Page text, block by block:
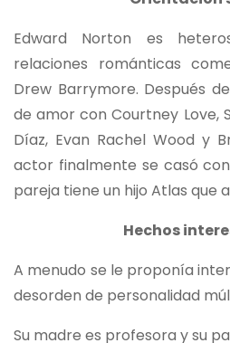
Edward Norton es
relaciones románticas
Drew Barrymore. Después
de amor con Courtney Love,
Díaz, Evan Rachel Wood y
actor finalmente se casó con
pareja tiene un hijo Atlas que
Hechos
A menudo se le proponía
desorden de personalidad
Su madre es profesora y su